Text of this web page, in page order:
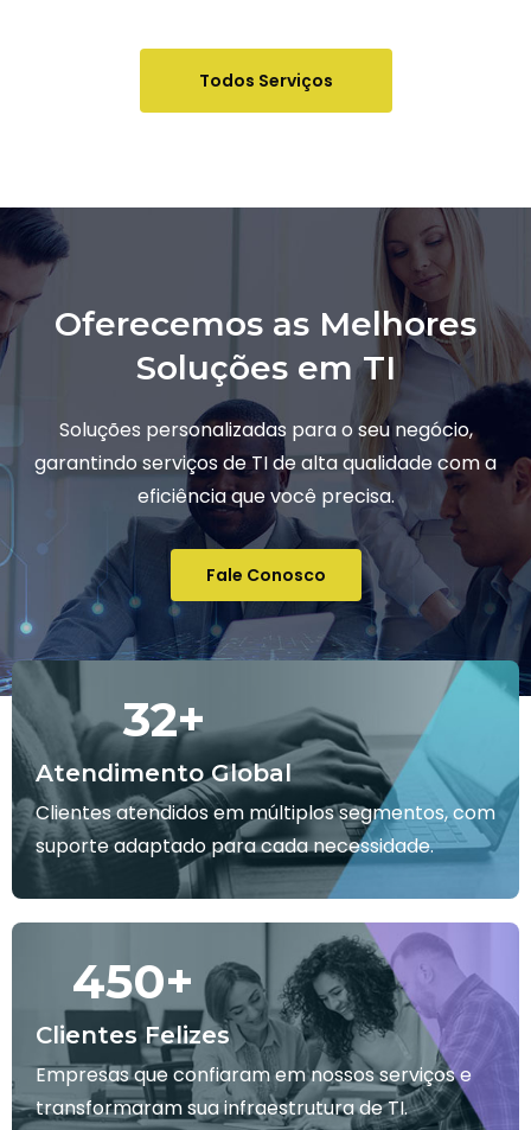
Todos Serviços
Oferecemos as Melhores
Soluções em TI
Soluções personalizadas para o seu negócio,
garantindo serviços de TI de alta qualidade com a
eficiência que você precisa.
Fale Conosco
Atendimento Global
32+
Clientes atendidos em múltiplos segmentos, com
suporte adaptado para cada necessidade.
Clientes Felizes
450+
Empresas que confiaram em nossos serviços e
transformaram sua infraestrutura de TI.